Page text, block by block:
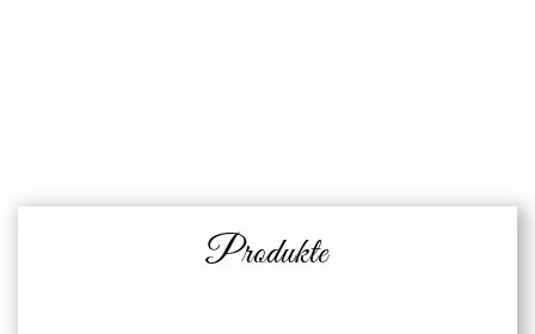
Produkte